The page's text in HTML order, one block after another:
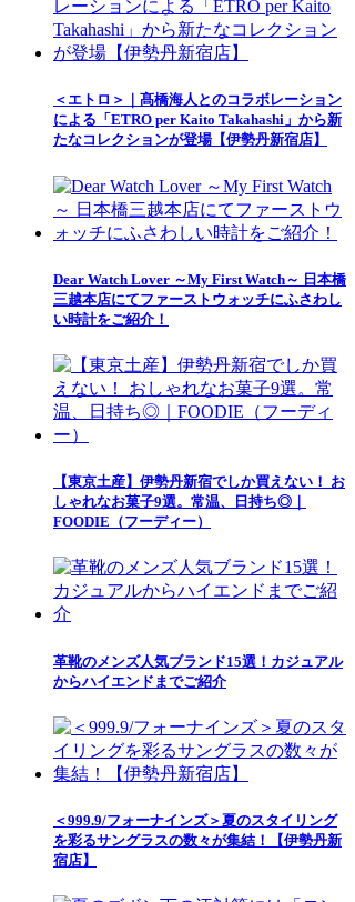
＜エトロ＞｜髙橋海人とのコラボレーション
による「ETRO per Kaito Takahashi」から新
たなコレクションが登場【伊勢丹新宿店】
Dear Watch Lover ～My First Watch～ 日本橋
三越本店にてファーストウォッチにふさわし
い時計をご紹介！
【東京土産】伊勢丹新宿でしか買えない！ お
しゃれなお菓子9選。常温、日持ち◎｜
FOODIE（フーディー）
革靴のメンズ人気ブランド15選！カジュアル
からハイエンドまでご紹介
＜999.9/フォーナインズ＞夏のスタイリング
を彩るサングラスの数々が集結！【伊勢丹新
宿店】